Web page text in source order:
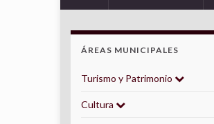
ÁREAS MUNICIPALES
Turismo y Patrimonio
Cultura